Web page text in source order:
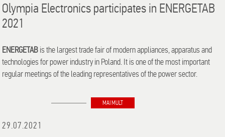
Olympia Electronics participates in ENERGETAB
2021
ENERGETAB is the largest trade fair of modern appliances, apparatus and
technologies for power industry in Poland. It is one of the most important
regular meetings of the leading representatives of the power sector.
MAI MULT
29.07.2021